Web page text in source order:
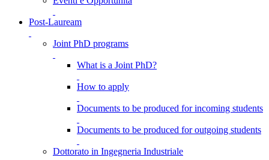
Post-Lauream
Joint PhD programs
What is a Joint PhD?
How to apply
Documents to be produced for incoming students
Documents to be produced for outgoing students
Dottorato in Ingegneria Industriale